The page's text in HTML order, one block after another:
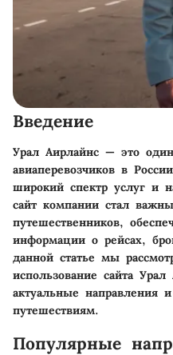
Введение
Урал Аирлайнс — это
авиаперевозчиков в
широкий спектр услуг и
сайт компании стал
путешественников,
информации о рейсах,
данной статье мы
использование сайта
актуальные направления
путешествиям.
Популярные